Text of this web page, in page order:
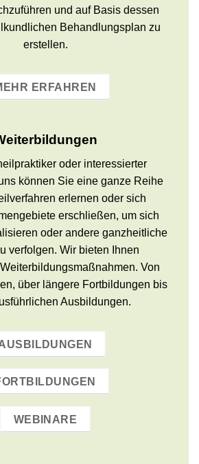
und auf Basis dessen
Behandlungsplan zu
erstellen.
ERFAHREN
oder interessierter
können Sie eine ganze Reihe
erlernen oder sich
erschließen, um sich
oder andere ganzheitliche
verfolgen. Wir bieten Ihnen
Von
über längere Fortbildungen bis
Ausbildungen.
WEBINARE